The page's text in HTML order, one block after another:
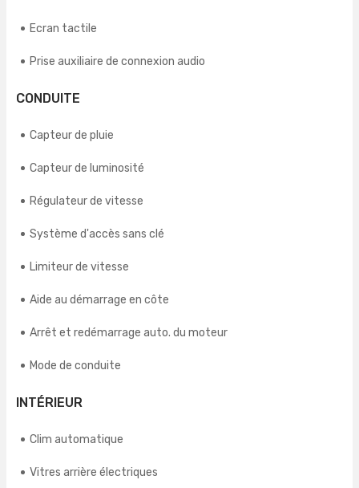
Ecran tactile
Prise auxiliaire de connexion audio
CONDUITE
Capteur de pluie
Capteur de luminosité
Régulateur de vitesse
Système d'accès sans clé
Limiteur de vitesse
Aide au démarrage en côte
Arrêt et redémarrage auto. du moteur
Mode de conduite
INTÉRIEUR
Clim automatique
Vitres arrière électriques